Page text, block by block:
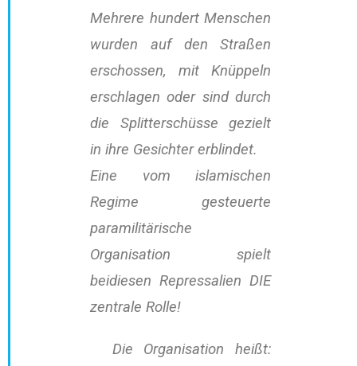
Mehrere hundert Menschen
wurden auf den Straßen
erschossen, mit Knüppeln
erschlagen oder sind durch
die Splitterschüsse gezielt
in ihre Gesichter erblindet.
Eine vom islamischen
Regime gesteuerte
paramilitärische
Organisation spielt
beidiesen Repressalien DIE
zentrale Rolle!
Die Organisation heißt: